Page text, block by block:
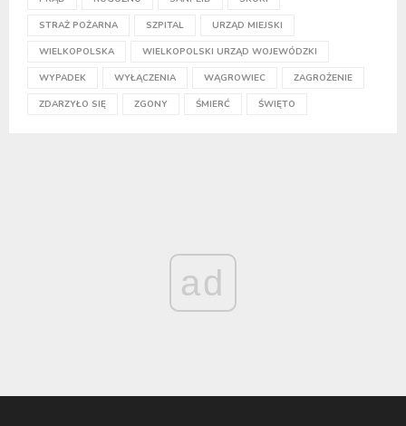
STRAŻ POŻARNA SZPITAL URZĄD MIEJSKI
WIELKOPOLSKA WIELKOPOLSKI URZĄD WOJEWÓDZKI
WYPADEK WYŁĄCZENIA WĄGROWIEC ZAGROŻENIE
ZDARZYŁO SIĘ ZGONY ŚMIERĆ ŚWIĘTO
ad